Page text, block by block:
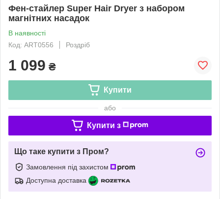
Фен-стайлер Super Hair Dryer з набором
магнітних насадок
В наявності
Код: ART0556
Роздріб
1 099 ₴
Купити
або
Купити з
Що таке купити з Пром?
Замовлення під захистом
Доступна доставка